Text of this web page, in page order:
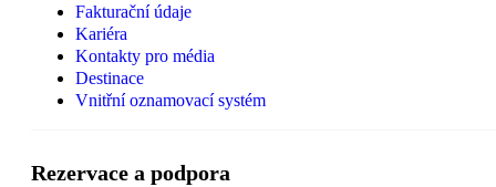
Fakturační údaje
Kariéra
Kontakty pro média
Destinace
Vnitřní oznamovací systém
Rezervace a podpora